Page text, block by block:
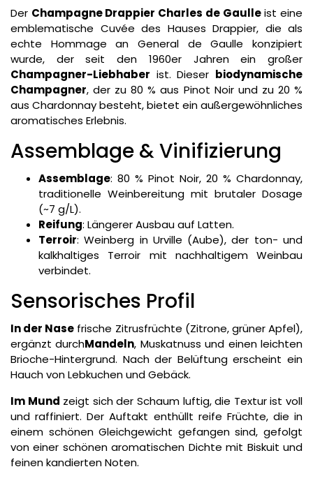
Der Champagne Drappier Charles de Gaulleist eine
emblematische Cuvée des Hauses Drappier, die als
echte Hommage an General de Gaulle konzipiert
wurde, der seit den 1960er Jahren ein großer
Champagner-Liebhaber ist. Dieser biodynamische
Champagner, der zu 80 % aus Pinot Noir und zu 20 %
aus Chardonnay besteht, bietet ein außergewöhnliches
aromatisches Erlebnis.
Assemblage & Vinifizierung
Assemblage: 80 % Pinot Noir, 20 % Chardonnay,
traditionelle Weinbereitung mit brutaler Dosage
(~7 g/L).
Reifung: Längerer Ausbau auf Latten.
Terroir: Weinberg in Urville (Aube), der ton- und
kalkhaltiges Terroir mit nachhaltigem Weinbau
verbindet.
Sensorisches Profil
In der Nase frische Zitrusfrüchte (Zitrone, grüner Apfel),
ergänzt durchMandeln, Muskatnuss und einen leichten
Brioche-Hintergrund. Nach der Belüftung erscheint ein
Hauch von Lebkuchen und Gebäck.
Im Mund zeigt sich der Schaum luftig, die Textur ist voll
und raffiniert. Der Auftakt enthüllt reife Früchte, die in
einem schönen Gleichgewicht gefangen sind, gefolgt
von einer schönen aromatischen Dichte mit Biskuit und
feinen kandierten Noten.